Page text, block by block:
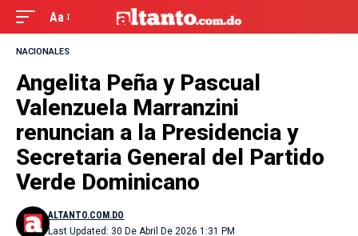
Aa
NACIONALES
Angelita Peña y Pascual
Valenzuela Marranzini
renuncian a la Presidencia y
Secretaria General del Partido
Verde Dominicano
Last Updated: 30 De Abril De 2026 1:31 PM
ALTANTO.COM.DO